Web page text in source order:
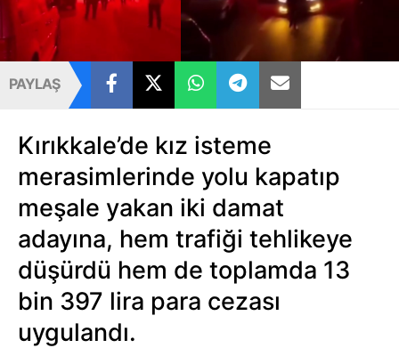
PAYLAŞ
Kırıkkale’de kız isteme
merasimlerinde yolu kapatıp
meşale yakan iki damat
adayına, hem trafiği tehlikeye
düşürdü hem de toplamda 13
bin 397 lira para cezası
uygulandı.